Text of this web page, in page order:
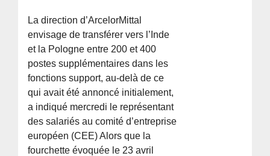
La direction d’ArcelorMittal
envisage de transférer vers l’Inde
et la Pologne entre 200 et 400
postes supplémentaires dans les
fonctions support, au-delà de ce
qui avait été annoncé initialement,
a indiqué mercredi le représentant
des salariés au comité d’entreprise
européen (CEE) Alors que la
fourchette évoquée le 23 avril